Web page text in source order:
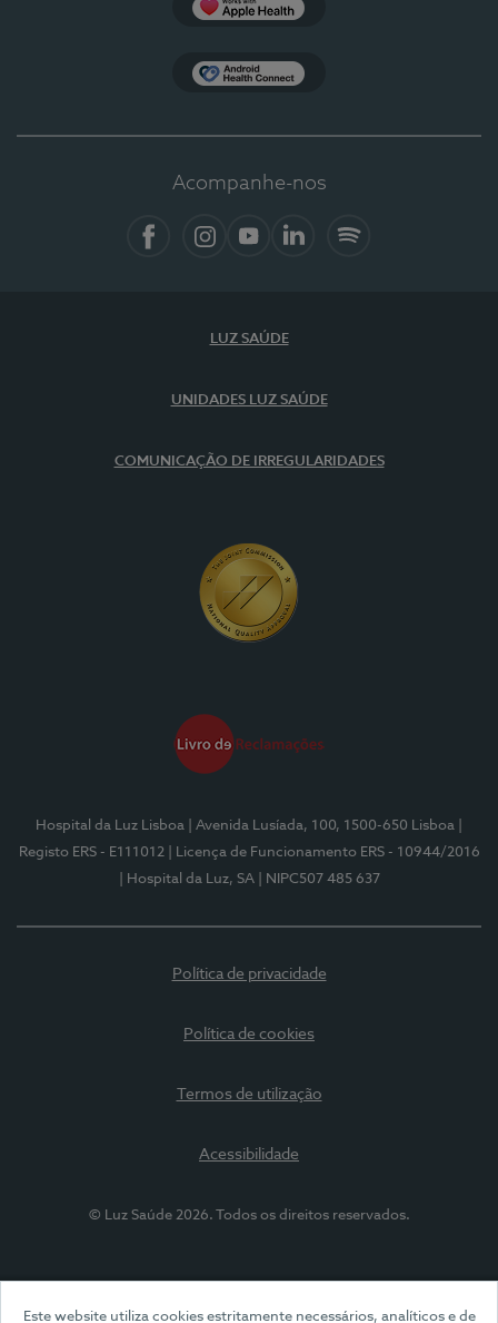
Este website utiliza cookies estritamente necessários, analíticos e de
Acompanhe-nos
LUZ SAÚDE
UNIDADES LUZ SAÚDE
COMUNICAÇÃO DE IRREGULARIDADES
Hospital da Luz Lisboa | Avenida Lusíada, 100, 1500-650 Lisboa
Registo ERS - E111012
| Licença de Funcionamento ERS - 10944/2016
| Hospital da Luz, SA
| NIPC507 485 637
Política de privacidade
Política de cookies
Termos de utilização
Acessibilidade
© Luz Saúde 2026. Todos os direitos reservados.